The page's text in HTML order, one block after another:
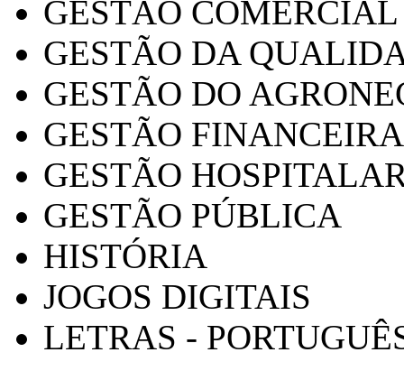
GESTÃO COMERCIAL
GESTÃO DA
GESTÃO DO
GESTÃO FINANCEIRA
GESTÃO
GESTÃO PÚBLICA
HISTÓRIA
JOGOS DIGITAIS
LETRAS -